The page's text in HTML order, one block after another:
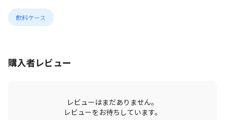
飲料ケース
購入者レビュー
レビューはまだありません。
レビューをお待ちしています。